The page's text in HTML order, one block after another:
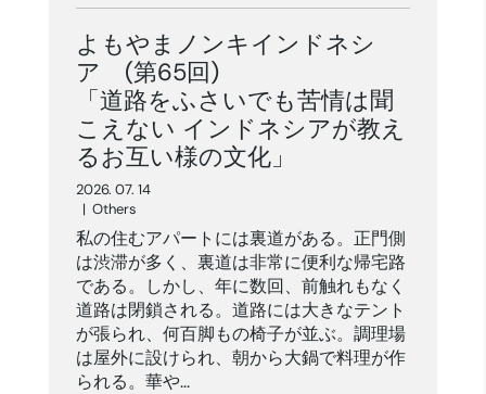
よもやまノンキインドネシ
ア (第65回)
「道路をふさいでも苦情は聞
こえない インドネシアが教え
るお互い様の文化」
2026. 07. 14
| Others
私の住むアパートには裏道がある。正門側
は渋滞が多く、裏道は非常に便利な帰宅路
である。しかし、年に数回、前触れもなく
道路は閉鎖される。道路には大きなテント
が張られ、何百脚もの椅子が並ぶ。調理場
は屋外に設けられ、朝から大鍋で料理が作
られる。華や...